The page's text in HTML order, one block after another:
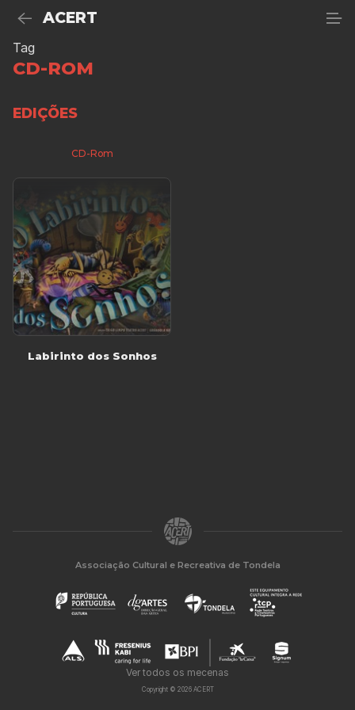
ACERT
Tag
CD-ROM
EDIÇÕES
CD-Rom
Labirinto dos Sonhos
Associação Cultural e Recreativa de Tondela
Ver todos os mecenas
Copyright © 2026 ACERT